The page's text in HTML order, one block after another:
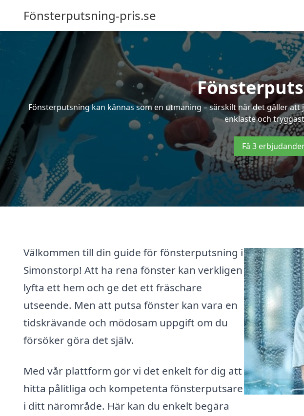
Fönsterputsning-pris.se
Fönsterputsning kan kännas som en utmaning – särskilt när det gäller
enklaste och
Få 3
Välkommen till din guide för fönsterputsning i
Simonstorp! Att ha rena fönster kan verkligen
lyfta ett hem och ge det ett fräschare
utseende. Men att putsa fönster kan vara en
tidskrävande och mödosam uppgift om du
försöker göra det själv.
Med vår plattform gör vi det enkelt för dig att
hitta pålitliga och kompetenta fönsterputsare
i ditt närområde. Här kan du enkelt begära